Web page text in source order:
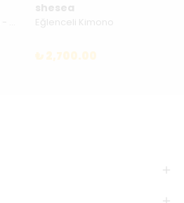
shesea
Eğlenceli Kimono
₺ 2,700.00